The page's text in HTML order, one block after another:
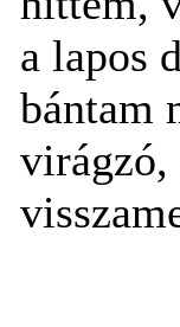
a lapos
bántam
virágzó,